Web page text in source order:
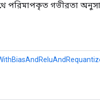
পরিমাপকৃত গভীরতা